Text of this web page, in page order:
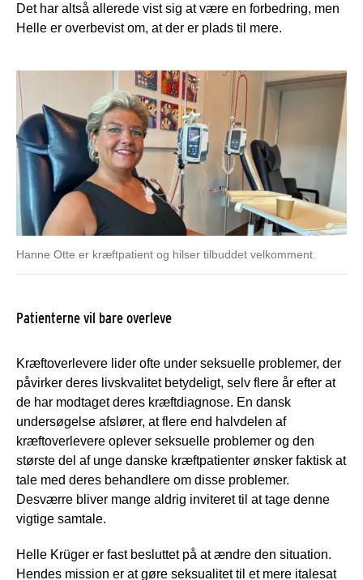
Det har altså allerede vist sig at være en forbedring, men
Helle er overbevist om, at der er plads til mere.
Hanne Otte er kræftpatient og hilser tilbuddet velkomment.
Patienterne vil bare overleve
Kræftoverlevere lider ofte under seksuelle problemer, der
påvirker deres livskvalitet betydeligt, selv flere år efter at
de har modtaget deres kræftdiagnose. En dansk
undersøgelse afslører, at flere end halvdelen af
kræftoverlevere oplever seksuelle problemer og den
største del af unge danske kræftpatienter ønsker faktisk at
tale med deres behandlere om disse problemer.
Desværre bliver mange aldrig inviteret til at tage denne
vigtige samtale.
Helle Krüger er fast besluttet på at ændre den situation.
Hendes mission er at gøre seksualitet til et mere italesat